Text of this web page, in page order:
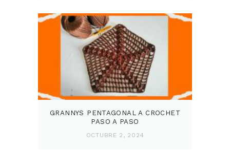
GRANNYS PENTAGONAL A CROCHET
PASO A PASO
OCTUBRE 2, 2024